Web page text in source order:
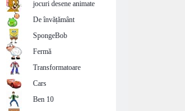
jocuri desene animate
De învățământ
SpongeBob
Fermă
Transformatoare
Cars
Ben 10